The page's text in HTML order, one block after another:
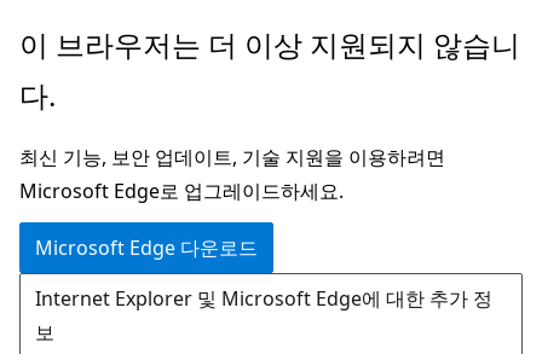
주
콘
츠
로
건
너
뛰
기
이 브라우저는 더 이상 지원되지 않습니
다.
최신 기능, 보안 업데이트, 기술 지원을 이용하려면
Microsoft Edge로 업그레이드하세요.
Microsoft Edge 다운로드
Internet Explorer 및 Microsoft Edge에 대한 추가 정
보